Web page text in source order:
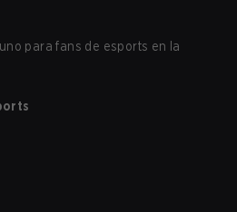
para fans de esports en la